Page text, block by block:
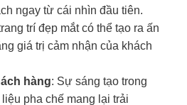
ngay từ cái nhìn đầu tiên.
trí đẹp mắt có thể tạo ra ấn
giá trị cảm nhận của khách
hàng: Sự sáng tạo trong
pha chế mang lại trải